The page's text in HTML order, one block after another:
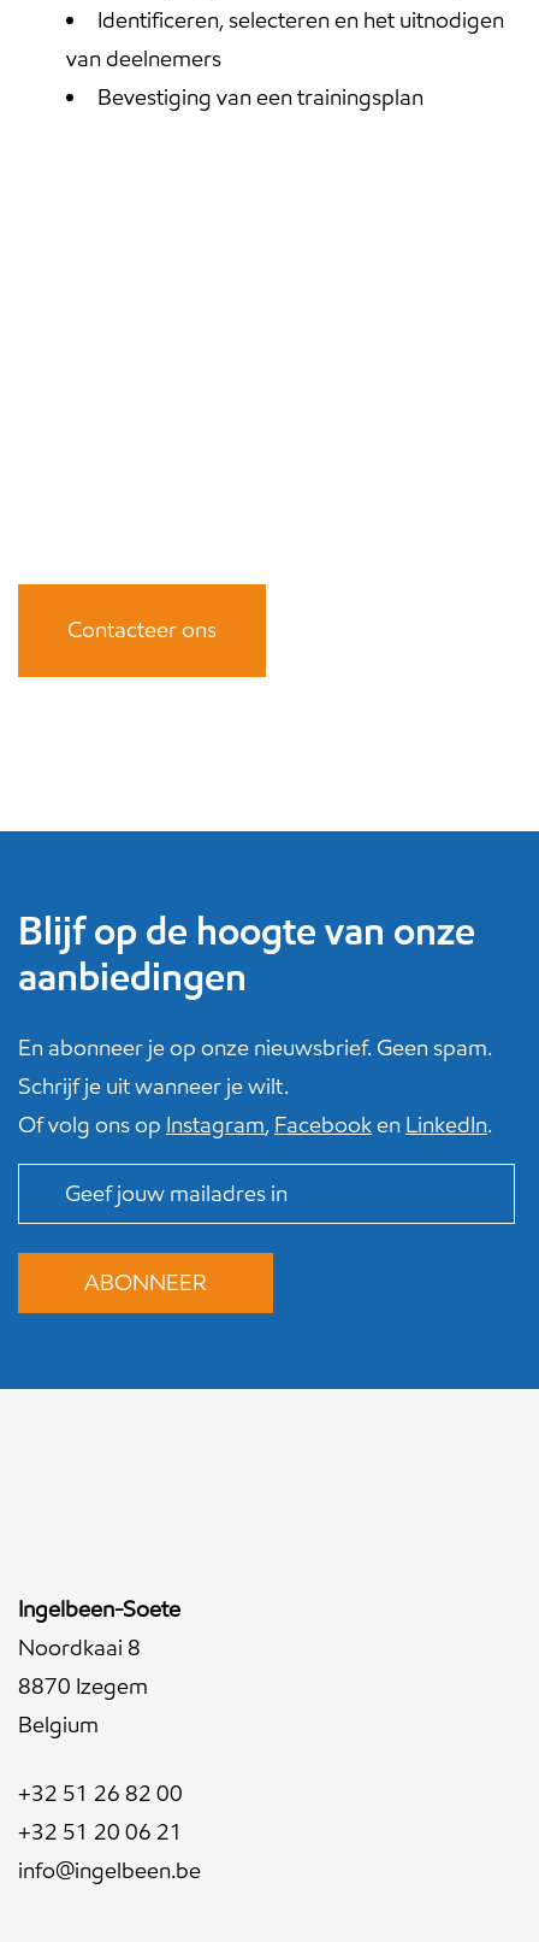
Identificeren, selecteren en het uitnodigen
van deelnemers
Bevestiging van een trainingsplan
Contacteer ons
Blijf op de hoogte van onze
aanbiedingen
En abonneer je op onze nieuwsbrief. Geen spam.
Schrijf je uit wanneer je wilt.
Of volg ons op Instagram, Facebooken LinkedIn.
Ingelbeen-Soete
Noordkaai 8
8870 Izegem
Belgium
+32 51 26 82 00
+32 51 20 06 21
info@ingelbeen.be